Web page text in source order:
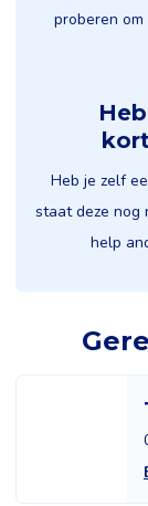
proberen
Heb je zelf
staat deze nog
help